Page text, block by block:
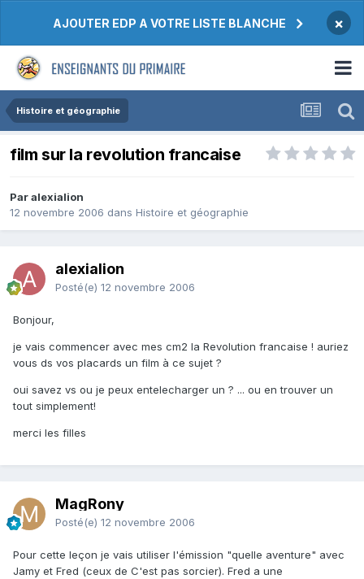
AJOUTER EDP A VOTRE LISTE BLANCHE ×
Histoire et géographie
film sur la revolution francaise
Par alexialion
12 novembre 2006 dans Histoire et géographie
alexialion
Posté(e) 12 novembre 2006
Bonjour,
je vais commencer avec mes cm2 la Revolution francaise ! auriez
vous ds vos placards un film à ce sujet ?
oui savez vs ou je peux entelecharger un ? ... ou en trouver un
tout simplement!
merci les filles
MagRony
Posté(e) 12 novembre 2006
Pour cette leçon je vais utiliser l'émission "quelle aventure" avec
Jamy et Fred (ceux de C'est pas sorcier). Fred a une